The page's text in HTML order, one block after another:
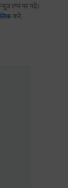
एप्प पर पढ़ें।
करें.